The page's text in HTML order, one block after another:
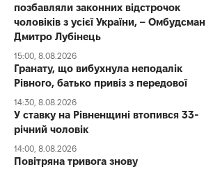
позбавляли законних відстрочок
чоловіків з усієї України, – Омбудсман
Дмитро Лубінець
15:00, 8.08.2026
Гранату, що вибухнула неподалік
Рівного, батько привіз з передової
14:30, 8.08.2026
У ставку на Рівненщині втопився 33-
річний чоловік
14:00, 8.08.2026
Повітряна тривога знову